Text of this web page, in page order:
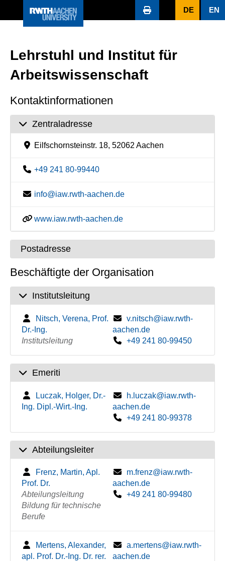
DE EN
Lehrstuhl und Institut für
Arbeitswissenschaft
Kontaktinformationen
Zentraladresse
Eilfschornsteinstr. 18, 52062 Aachen
+49 241 80-99440
info@iaw.rwth-aachen.de
www.iaw.rwth-aachen.de
Postadresse
Beschäftigte der Organisation
Institutsleitung
Nitsch, Verena, Prof.
Dr.-Ing.
Institutsleitung
v.nitsch@iaw.rwth-
aachen.de
+49 241 80-99450
Emeriti
Luczak, Holger, Dr.-
Ing. Dipl.-Wirt.-Ing.
h.luczak@iaw.rwth-
aachen.de
+49 241 80-99378
Abteilungsleiter
Frenz, Martin, Apl.
Prof. Dr.
Abteilungsleitung
Bildung für technische
Berufe
m.frenz@iaw.rwth-
aachen.de
+49 241 80-99480
Mertens, Alexander,
apl. Prof. Dr.-Ing. Dr. rer.
a.mertens@iaw.rwth-
aachen.de